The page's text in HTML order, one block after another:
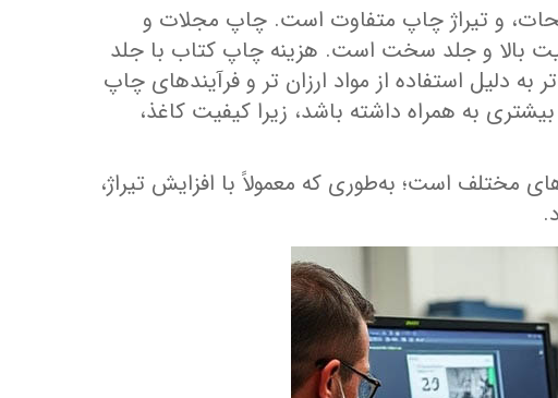
و تیراژ چاپ متفاوت است. چاپ مجلات و
بالا و جلد سخت است. هزینه چاپ کتاب با جلد
دلیل استفاده از مواد ارزان‌ تر و فرآیندهای چاپ
به همراه داشته باشد، زیرا کیفیت کاغذ،
مختلف است؛ به‌طوری که معمولاً با افزایش تیراژ،